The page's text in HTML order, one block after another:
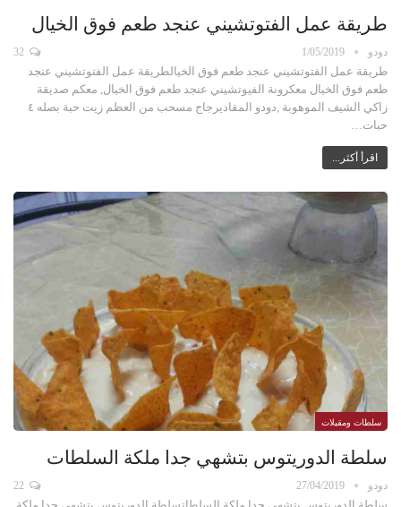
طريقة عمل الفتوتشيني عنجد طعم فوق الخيال
دودو 1/05/2019
طريقة عمل الفتوتشيني عنجد طعم فوق الخيالطريقة عمل الفتوتشيني عنجد
طعم فوق الخيال معكرونة الفيوتشيني عنجد طعم فوق الخيال, معكم صديقة
زاكي الشيف الموهوبة ,دودو المقاديرجاج مسحب من العظم زيت حبة بصله ٤
حبات…
اقرأ أكثر...
سلطات ومقبلات
سلطة الدوريتوس بتشهي جدا ملكة السلطات
دودو 27/04/2019